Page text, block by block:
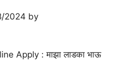
2024 by
Apply : माझा लाडका भाऊ